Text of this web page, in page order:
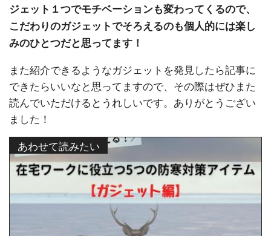
ジェット１つでモチベーションも変わってくるので、
こだわりのガジェットでそろえるのも個人的には楽し
みのひとつだと思ってます！
また紹介できるようなガジェットを発見したら記事に
できたらいいなと思ってますので、その際はぜひまた
読んでいただけるとうれしいです。ありがとうござい
ました！
あわせて読みたい